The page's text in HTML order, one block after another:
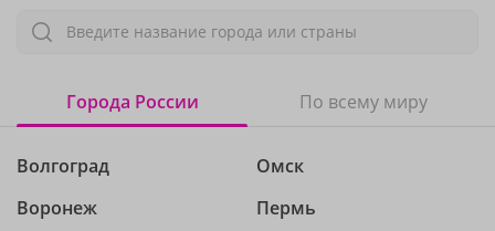
Введите название города или страны
Города России По всему миру
Волгоград
Воронеж
Омск
Пермь